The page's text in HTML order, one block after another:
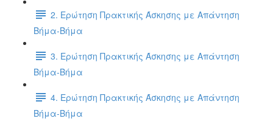
2. Ερώτηση Πρακτικής Άσκησης με Απάντηση
Βήμα-Βήμα
3. Ερώτηση Πρακτικής Άσκησης με Απάντηση
Βήμα-Βήμα
4. Ερώτηση Πρακτικής Άσκησης με Απάντηση
Βήμα-Βήμα